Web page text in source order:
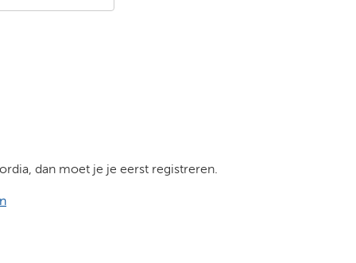
dan moet je je eerst registreren.